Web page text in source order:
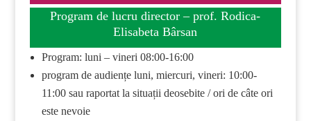
Program de lucru director – prof. Rodica-
Elisabeta Bârsan
Program: luni – vineri 08:00-16:00
program de audiențe luni, miercuri, vineri: 10:00-
11:00 sau raportat la situații deosebite / ori de câte ori
este nevoie